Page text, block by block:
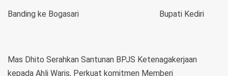
Banding ke Bogasari Bupati Kediri
Mas Dhito Serahkan Santunan BPJS Ketenagakerjaan
kepada Ahli Waris, Perkuat komitmen Memberi